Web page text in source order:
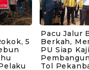
5
Pacu Jalur
Berkah,
PU Siap Kaji
Tol